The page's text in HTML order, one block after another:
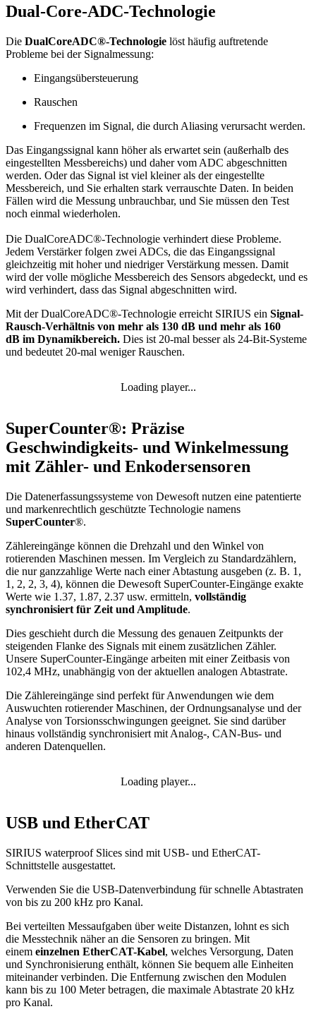
Dual-Core-ADC-Technologie
Die DualCoreADC®-Technologie löst häufig auftretende
Probleme bei der Signalmessung:
Eingangsübersteuerung
Rauschen
Frequenzen im Signal, die durch Aliasing verursacht werden.
Das Eingangssignal kann höher als erwartet sein (außerhalb des
eingestellten Messbereichs) und daher vom ADC abgeschnitten
werden. Oder das Signal ist viel kleiner als der eingestellte
Messbereich, und Sie erhalten stark verrauschte Daten. In beiden
Fällen wird die Messung unbrauchbar, und Sie müssen den Test
noch einmal wiederholen.
Die DualCoreADC®-Technologie verhindert diese Probleme.
Jedem Verstärker folgen zwei ADCs, die das Eingangssignal
gleichzeitig mit hoher und niedriger Verstärkung messen. Damit
wird der volle mögliche Messbereich des Sensors abgedeckt, und es
wird verhindert, dass das Signal abgeschnitten wird.
Mit der DualCoreADC®-Technologie erreicht SIRIUS ein Signal-
Rausch-Verhältnis von mehr als 130 dB und mehr als 160
dB im Dynamikbereich. Dies ist 20-mal besser als 24-Bit-Systeme
und bedeutet 20-mal weniger Rauschen.
Loading player...
SuperCounter®: Präzise
Geschwindigkeits- und Winkelmessung
mit Zähler- und Enkodersensoren
Die Datenerfassungssysteme von Dewesoft nutzen eine patentierte
und markenrechtlich geschützte Technologie namens
SuperCounter®.
Zählereingänge können die Drehzahl und den Winkel von
rotierenden Maschinen messen. Im Vergleich zu Standardzählern,
die nur ganzzahlige Werte nach einer Abtastung ausgeben (z. B. 1,
1, 2, 2, 3, 4), können die Dewesoft SuperCounter-Eingänge exakte
Werte wie 1.37, 1.87, 2.37 usw. ermitteln, vollständig
synchronisiert für Zeit und Amplitude.
Dies geschieht durch die Messung des genauen Zeitpunkts der
steigenden Flanke des Signals mit einem zusätzlichen Zähler.
Unsere SuperCounter-Eingänge arbeiten mit einer Zeitbasis von
102,4 MHz, unabhängig von der aktuellen analogen Abtastrate.
Die Zählereingänge sind perfekt für Anwendungen wie dem
Auswuchten rotierender Maschinen, der Ordnungsanalyse und der
Analyse von Torsionsschwingungen geeignet. Sie sind darüber
hinaus vollständig synchronisiert mit Analog-, CAN-Bus- und
anderen Datenquellen.
Loading player...
USB und EtherCAT
SIRIUS waterproof Slices sind mit USB- und EtherCAT-
Schnittstelle ausgestattet.
Verwenden Sie die USB-Datenverbindung für schnelle Abtastraten
von bis zu 200 kHz pro Kanal.
Bei verteilten Messaufgaben über weite Distanzen, lohnt es sich
die Messtechnik näher an die Sensoren zu bringen. Mit
einem einzelnen EtherCAT-Kabel, welches Versorgung, Daten
und Synchronisierung enthält, können Sie bequem alle Einheiten
miteinander verbinden. Die Entfernung zwischen den Modulen
kann bis zu 100 Meter betragen, die maximale Abtastrate 20 kHz
pro Kanal.